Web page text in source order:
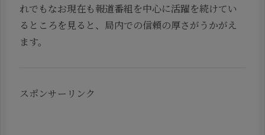
れでもなお現在も報道番組を中心に活躍を続けてい
るところを見ると、局内での信頼の厚さがうかがえ
ます。
スポンサーリンク